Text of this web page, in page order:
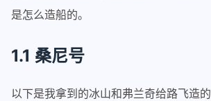
是怎么造船的。
1.1 桑尼号
以下是我拿到的冰山和弗兰奇给路飞造的